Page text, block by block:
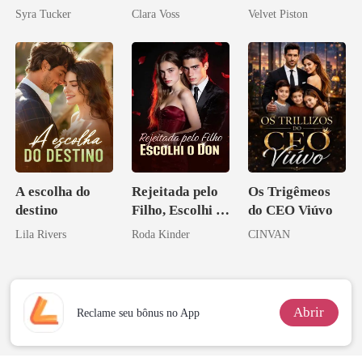
Syra Tucker
reivindicar meu
Clara Voss
Alfa
Velvet Piston
A escolha do
destino
Lila Rivers
Rejeitada pelo
Filho, Escolhi o
Don
Roda Kinder
Os Trigêmeos
do CEO Viúvo
CINVAN
Reclame seu bônus no App Abrir